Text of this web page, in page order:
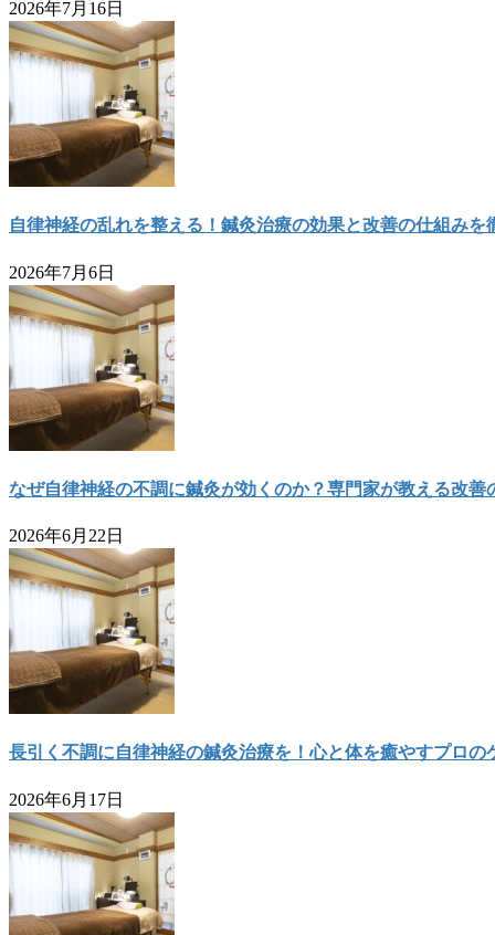
2026年7月16日
自律神経の乱れを整える！鍼灸治療の効果と改善の仕組みを
2026年7月6日
なぜ自律神経の不調に鍼灸が効くのか？専門家が教える改善
2026年6月22日
長引く不調に自律神経の鍼灸治療を！心と体を癒やすプロの
2026年6月17日